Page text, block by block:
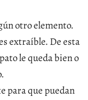
otro elemento.
extraíble. De esta
le queda bien o
para que puedan